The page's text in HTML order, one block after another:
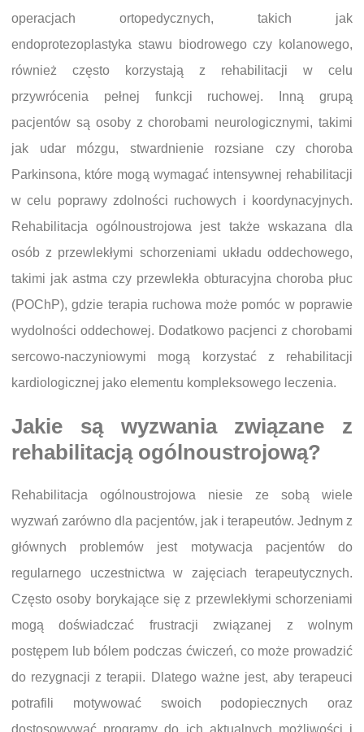
operacjach ortopedycznych, takich jak
endoprotezoplastyka stawu biodrowego czy kolanowego,
również często korzystają z rehabilitacji w celu
przywrócenia pełnej funkcji ruchowej. Inną grupą
pacjentów są osoby z chorobami neurologicznymi, takimi
jak udar mózgu, stwardnienie rozsiane czy choroba
Parkinsona, które mogą wymagać intensywnej rehabilitacji
w celu poprawy zdolności ruchowych i koordynacyjnych.
Rehabilitacja ogólnoustrojowa jest także wskazana dla
osób z przewlekłymi schorzeniami układu oddechowego,
takimi jak astma czy przewlekła obturacyjna choroba płuc
(POChP), gdzie terapia ruchowa może pomóc w poprawie
wydolności oddechowej. Dodatkowo pacjenci z chorobami
sercowo-naczyniowymi mogą korzystać z rehabilitacji
kardiologicznej jako elementu kompleksowego leczenia.
Jakie są wyzwania związane z
rehabilitacją ogólnoustrojową?
Rehabilitacja ogólnoustrojowa niesie ze sobą wiele
wyzwań zarówno dla pacjentów, jak i terapeutów. Jednym z
głównych problemów jest motywacja pacjentów do
regularnego uczestnictwa w zajęciach terapeutycznych.
Często osoby borykające się z przewlekłymi schorzeniami
mogą doświadczać frustracji związanej z wolnym
postępem lub bólem podczas ćwiczeń, co może prowadzić
do rezygnacji z terapii. Dlatego ważne jest, aby terapeuci
potrafili motywować swoich podopiecznych oraz
dostosowywać programy do ich aktualnych możliwości i